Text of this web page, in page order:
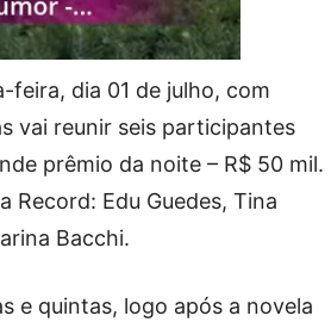
feira, dia 01 de julho, com
vai reunir seis participantes
prêmio da noite – R$ 50 mil.
Edu Guedes, Tina
Bacchi.
e quintas, logo após a novela